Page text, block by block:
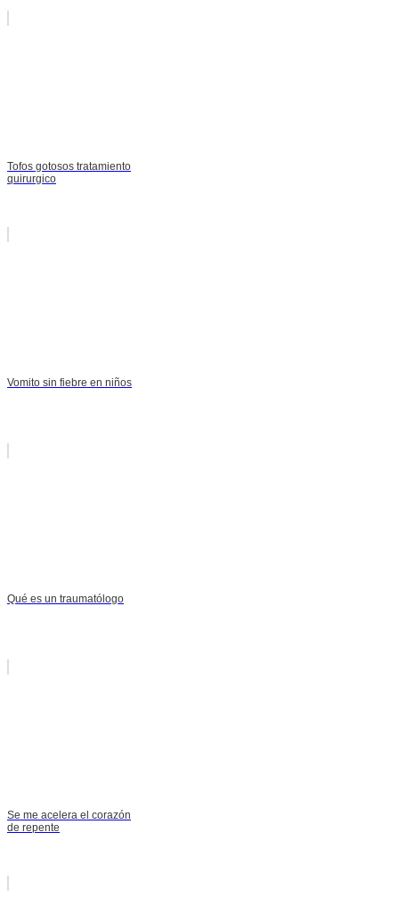
Tofos gotosos tratamiento
quirurgico
Vomito sin fiebre en niños
Qué es un traumatólogo
Se me acelera el corazón
de repente